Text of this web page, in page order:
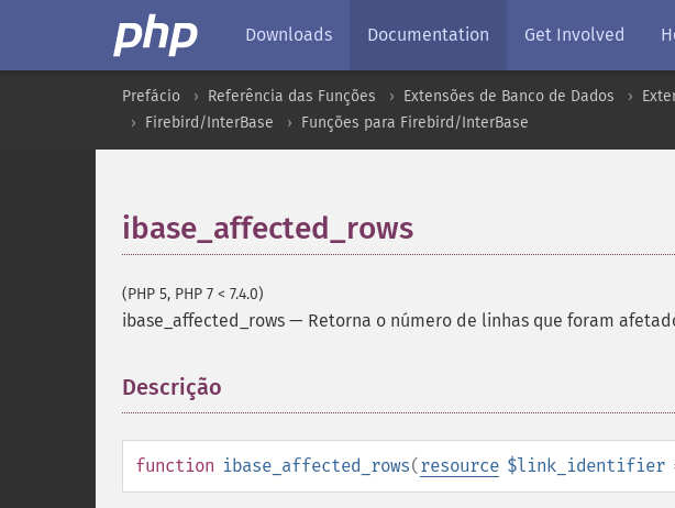
Downloads Documentation Get Involved
Prefácio Referência das Funções Extensões de Banco de Dados
Firebird/InterBase
Funções para Firebird/InterBase
ibase_affected_rows
(PHP 5, PHP 7 < 7.4.0)
ibase_affected_rows — Retorna o número de linhas que foram
Descrição
function ibase_affected_rows(resource $link_identifier